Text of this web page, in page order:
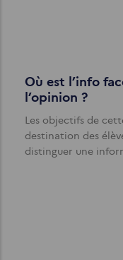
Où est l’info
l’opinion ?
Les objectifs de
destination des
distinguer une